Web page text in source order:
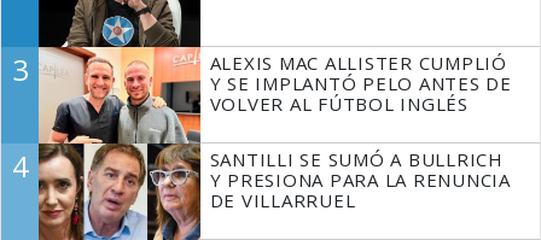
3
ALEXIS MAC ALLISTER CUMPLIÓ
Y SE IMPLANTÓ PELO ANTES DE
VOLVER AL FÚTBOL INGLÉS
4
SANTILLI SE SUMÓ A BULLRICH
Y PRESIONA PARA LA RENUNCIA
DE VILLARRUEL